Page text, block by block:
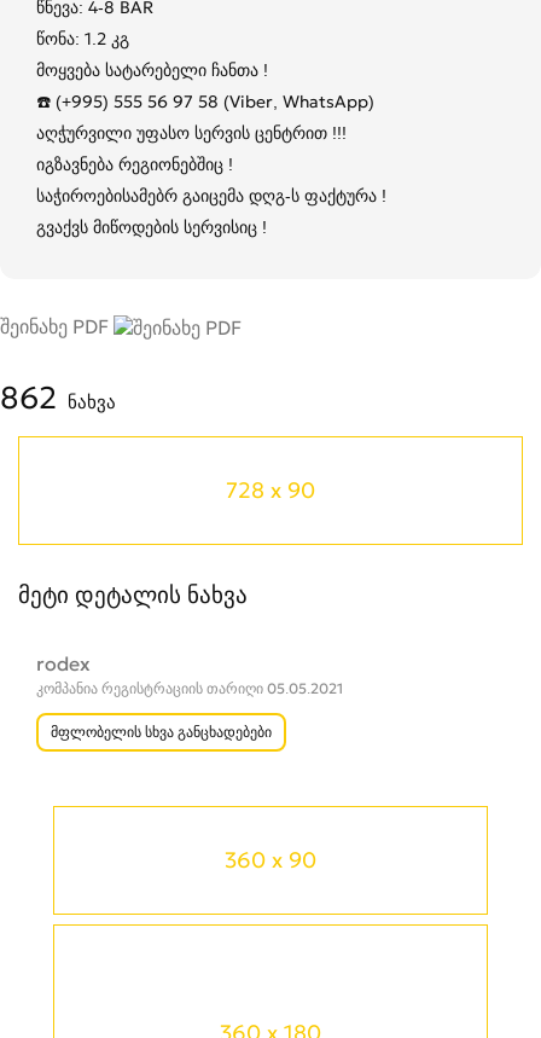
360 x 90
წნევა: 4-8 BAR
წონა: 1.2 კგ
მოყვება სატარებელი ჩანთა !
☎️ (+995) 555 56 97 58 (Viber, WhatsApp)
აღჭურვილი უფასო სერვის ცენტრით !!! ​​​​​​​
იგზავნება რეგიონებშიც !
საჭიროებისამებრ გაიცემა დღგ-ს ფაქტურა !
გვაქვს მიწოდების სერვისიც !
შეინახე PDF
862 ნახვა
728 x 90
მეტი დეტალის ნახვა
rodex
კომპანია რეგისტრაციის თარიღი 05.05.2021
მფლობელის სხვა განცხადებები